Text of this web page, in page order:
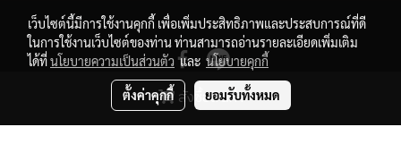
สั่งซื้อสินค้า
เว็บไซต์นี้มีการใช้งานคุกกี้ เพื่อเพิ่มประสิทธิภาพและประสบการณ์ที่ดี
ในการใช้งานเว็บไซต์ของท่าน ท่านสามารถอ่านรายละเอียดเพิ่มเติม
ได้ที่นโยบายความเป็นส่วนตัว และ นโยบายคุกกี้
ตั้งค่าคุกกี้ ยอมรับทั้งหมด